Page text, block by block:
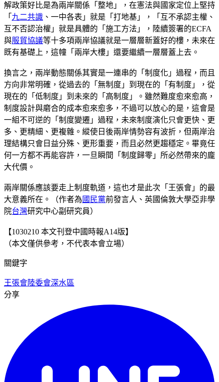
解政策好比是為兩岸關係「整地」，在憲法與國家定位上堅持
「 九二共識 、一中各表」就是「打地基」，「互不承認主權、
互不否認治權」就是具體的「施工方法」，陸續簽署的ECFA
與服貿協議等十多項兩岸協議就是一層層新蓋好的樓，未來在
既有基礎上，這幢「兩岸大樓」還要繼續一層層蓋上去。
換言之，兩岸動態關係其實是一連串的「制度化」過程，而且
方向非常明確，從過去的「無制度」到現在的「有制度」，從
現在的「低制度」到未來的「高制度」。雖然難度愈來愈高，
制度設計與磨合的成本愈來愈多，不過可以放心的是，這會是
一組不可逆的「制度變遷」過程，未來制度演化只會更快、更
多、更精細、更複雜。縱使日後兩岸情勢容有波折，但兩岸治
理結構只會日益分殊、更形重要，而且必然更趨穩定。畢竟任
何一方都不再能容許，一旦瞬間「制度歸零」所必然帶來的龐
大代價。
兩岸關係應該要走上制度軌道，這也才是此次「王張會」的最
大意義所在。（作者為 國民黨前發言人、英國倫敦大學亞非學
院台灣研究中心副研究員）
【1030210 本文刊登中國時報A14版】
（本文僅供參考，不代表本會立場）
關鍵字
王張會陸委會深水區
分享